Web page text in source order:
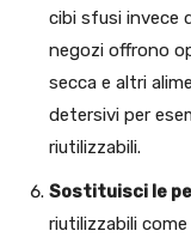
cibi sfusi invece
negozi offrono
secca e altri
detersivi per
riutilizzabili.
Sostituisci le
riutilizzabili